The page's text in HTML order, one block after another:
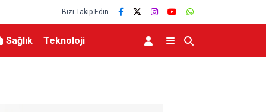
Bizi Takip Edin
Sağlık Teknoloji